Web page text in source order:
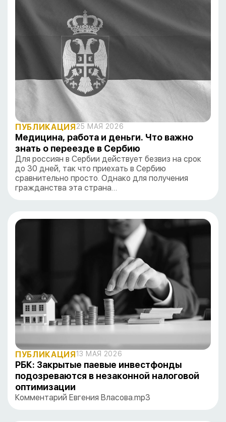
ПУБЛИКАЦИЯ 25 МАЯ 2026
Медицина, работа и деньги. Что важно
знать о переезде в Сербию
Для россиян в Сербии действует безвиз на срок
до 30 дней, так что приехать в Сербию
сравнительно просто. Однако для получения
гражданства эта страна…
ПУБЛИКАЦИЯ13 МАЯ 2026
РБК: Закрытые паевые инвестфонды
подозреваются в незаконной налоговой
оптимизации
Комментарий Евгения Власова.mp3